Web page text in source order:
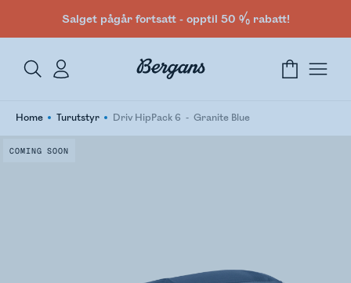
Salget pågår fortsatt - opptil 50 % rabatt!
Home Turutstyr Driv HipPack 6 Granite Blue
COMING SOON